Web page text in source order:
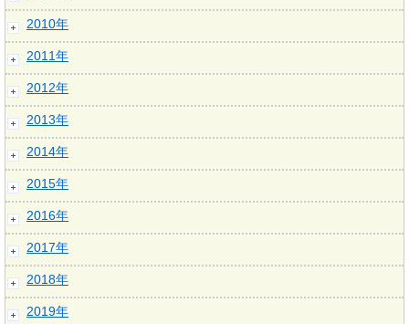
2010年
2011年
2012年
2013年
2014年
2015年
2016年
2017年
2018年
2019年